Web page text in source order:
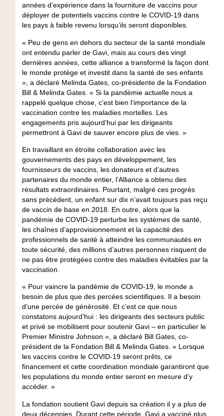
années d’expérience dans la fourniture de vaccins pour
déployer de potentiels vaccins contre le COVID-19 dans
les pays à faible revenu lorsqu’ils seront disponibles.
« Peu de gens en dehors du secteur de la santé mondiale
ont entendu parler de Gavi, mais au cours des vingt
dernières années, cette alliance a transformé la façon dont
le monde protège et investit dans la santé de ses enfants
», a déclaré Melinda Gates, co-présidente de la Fondation
Bill & Melinda Gates. « Si la pandémie actuelle nous a
rappelé quelque chose, c’est bien l’importance de la
vaccination contre les maladies mortelles. Les
engagements pris aujourd’hui par les dirigeants
permettront à Gavi de sauver encore plus de vies. »
En travaillant en étroite collaboration avec les
gouvernements des pays en développement, les
fournisseurs de vaccins, les donateurs et d’autres
partenaires du monde entier, l’Alliance a obtenu des
résultats extraordinaires. Pourtant, malgré ces progrès
sans précédent, un enfant sur dix n’avait toujours pas reçu
de vaccin de base en 2018. En outre, alors que la
pandémie de COVID-19 perturbe les systèmes de santé,
les chaînes d’approvisionnement et la capacité des
professionnels de santé à atteindre les communautés en
toute sécurité, des millions d’autres personnes risquent de
ne pas être protégées contre des maladies évitables par la
vaccination.
« Pour vaincre la pandémie de COVID-19, le monde a
besoin de plus que des percées scientifiques. Il a besoin
d’une percée de générosité. Et c’est ce que nous
constatons aujourd’hui : les dirigeants des secteurs public
et privé se mobilisent pour soutenir Gavi – en particulier le
Premier Ministre Johnson », a déclaré Bill Gates, co-
président de la Fondation Bill & Melinda Gates. « Lorsque
les vaccins contre le COVID-19 seront prêts, ce
financement et cette coordination mondiale garantiront que
les populations du monde entier seront en mesure d’y
accéder. »
La fondation soutient Gavi depuis sa création il y a plus de
deux décennies. Durant cette période, Gavi a vacciné plus